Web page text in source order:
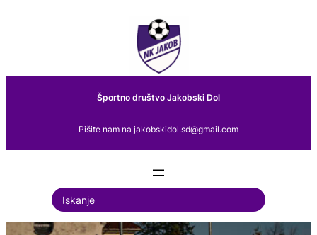
Športno društvo Jakobski Dol
Pišite nam na jakobskidol.sd@gmail.com
S
e